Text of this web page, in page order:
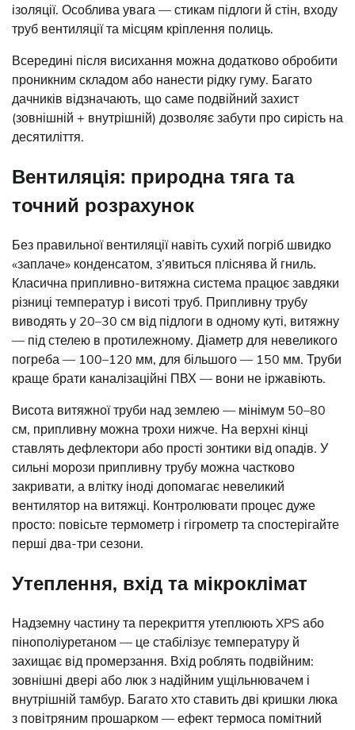
ізоляції. Особлива увага — стикам підлоги й стін, входу
труб вентиляції та місцям кріплення полиць.
Всередині після висихання можна додатково обробити
проникним складом або нанести рідку гуму. Багато
дачників відзначають, що саме подвійний захист
(зовнішній + внутрішній) дозволяє забути про сирість на
десятиліття.
Вентиляція: природна тяга та
точний розрахунок
Без правильної вентиляції навіть сухий погріб швидко
«заплаче» конденсатом, з’явиться пліснява й гниль.
Класична припливно-витяжна система працює завдяки
різниці температур і висоті труб. Припливну трубу
виводять у 20–30 см від підлоги в одному куті, витяжну
— під стелею в протилежному. Діаметр для невеликого
погреба — 100–120 мм, для більшого — 150 мм. Труби
краще брати каналізаційні ПВХ — вони не іржавіють.
Висота витяжної труби над землею — мінімум 50–80
см, припливну можна трохи нижче. На верхні кінці
ставлять дефлектори або прості зонтики від опадів. У
сильні морози припливну трубу можна частково
закривати, а влітку іноді допомагає невеликий
вентилятор на витяжці. Контролювати процес дуже
просто: повісьте термометр і гігрометр та спостерігайте
перші два-три сезони.
Утеплення, вхід та мікроклімат
Надземну частину та перекриття утеплюють XPS або
пінополіуретаном — це стабілізує температуру й
захищає від промерзання. Вхід роблять подвійним:
зовнішні двері або люк з надійним ущільнювачем і
внутрішній тамбур. Багато хто ставить дві кришки люка
з повітряним прошарком — ефект термоса помітний